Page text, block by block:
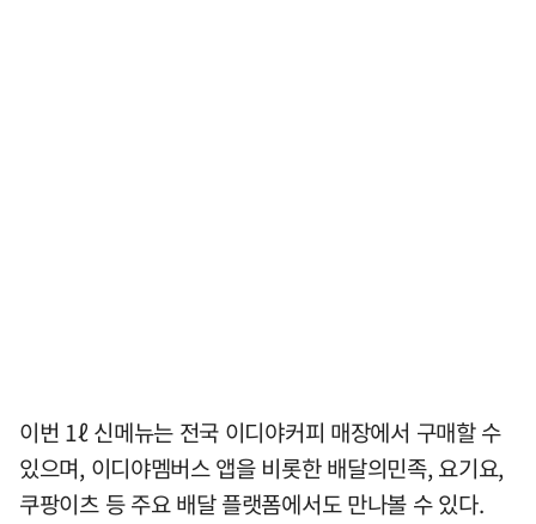
이번 1ℓ 신메뉴는 전국 이디야커피 매장에서 구매할 수
있으며, 이디야멤버스 앱을 비롯한 배달의민족, 요기요,
쿠팡이츠 등 주요 배달 플랫폼에서도 만나볼 수 있다.